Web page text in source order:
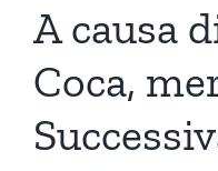
A causa
Coca,